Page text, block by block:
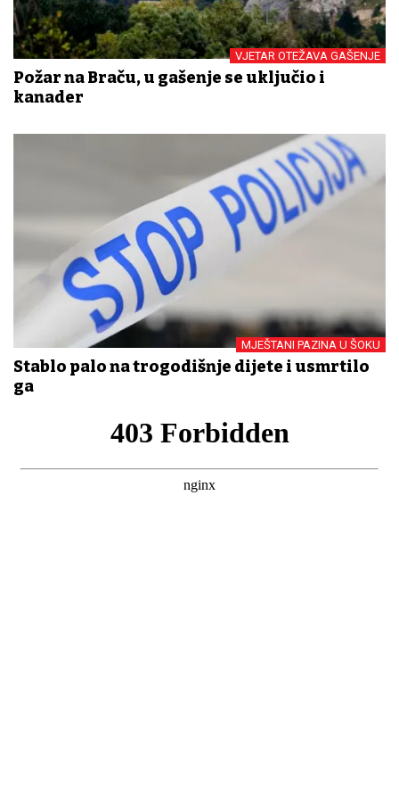
VJETAR OTEŽAVA GAŠENJE
Požar na Braču, u gašenje se uključio i
kanader
MJEŠTANI PAZINA U ŠOKU
Stablo palo na trogodišnje dijete i usmrtilo
ga